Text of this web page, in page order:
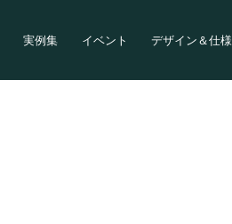
実例集 イベント デザイン＆仕様